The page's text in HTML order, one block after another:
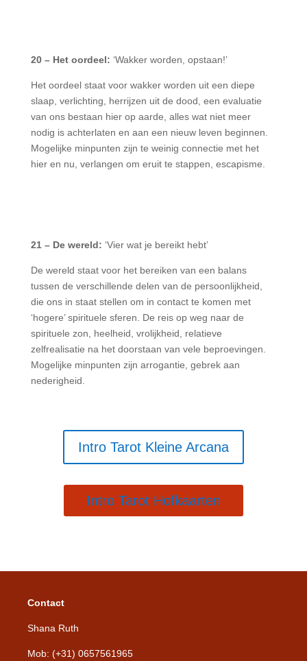
20 – Het oordeel: ‘Wakker worden, opstaan!’
Het oordeel staat voor wakker worden uit een diepe
slaap, verlichting, herrijzen uit de dood, een evaluatie
van ons bestaan hier op aarde, alles wat niet meer
nodig is achterlaten en aan een nieuw leven beginnen.
Mogelijke minpunten zijn te weinig connectie met het
hier en nu, verlangen om eruit te stappen, escapisme.
21 – De wereld: ‘Vier wat je bereikt hebt’
De wereld staat voor het bereiken van een balans
tussen de verschillende delen van de persoonlijkheid,
die ons in staat stellen om in contact te komen met
‘hogere’ spirituele sferen. De reis op weg naar de
spirituele zon, heelheid, vrolijkheid, relatieve
zelfrealisatie na het doorstaan van vele beproevingen.
Mogelijke minpunten zijn arrogantie, gebrek aan
nederigheid.
Intro Tarot Kleine Arcana
Intro Tarot Hofkaarten
Contact
Shana Ruth
Mob: (+31) 0657561965